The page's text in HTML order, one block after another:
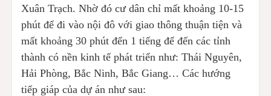
Xuân Trạch. Nhờ đó cư dân chỉ mất khoảng 10-15
phút để đi vào nội đô với giao thông thuận tiện và
mất khoảng 30 phút đến 1 tiếng để đến các tỉnh
thành có nền kinh tế phát triển như: Thái Nguyên,
Hải Phòng, Bắc Ninh, Bắc Giang… Các hướng
tiếp giáp của dự án như sau: